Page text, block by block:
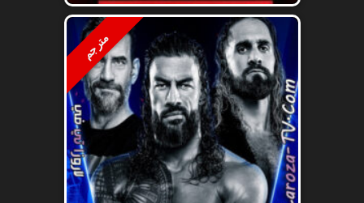
مترجم